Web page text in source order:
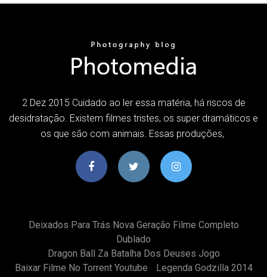
2 Dez 2015 Cuidado ao ler essa matéria, há riscos de
desidratação. Existem filmes tristes, os super dramáticos e
os que são com animais. Essas produções,
Deixados Para Trás Nova Geração Filme Completo
Dublado
Dragon Ball Za Batalha Dos Deuses Jogo
Baixar Filme No Torrent Youtube
Legenda Godzilla 2014